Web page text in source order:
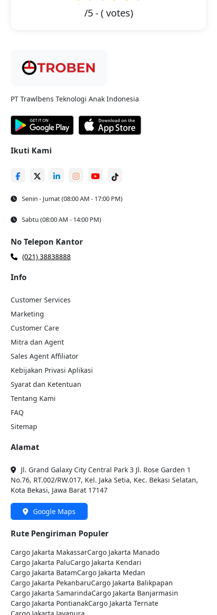
/5 - (votes)
PT Trawlbens Teknologi Anak Indonesia
Ikuti Kami
Senin - Jumat (08:00 AM - 17:00 PM)
Sabtu (08:00 AM - 14:00 PM)
No Telepon Kantor
(021) 38838888
Info
Customer Services
Marketing
Customer Care
Mitra dan Agent
Sales Agent Affiliator
Kebijakan Privasi Aplikasi
Syarat dan Ketentuan
Tentang Kami
FAQ
Sitemap
Alamat
Jl. Grand Galaxy City Central Park 3 Jl. Rose Garden 1
No.76, RT.002/RW.017, Kel. Jaka Setia, Kec. Bekasi Selatan,
Kota Bekasi, Jawa Barat 17147
Google Maps
Rute Pengiriman Populer
Cargo Jakarta MakassarCargo Jakarta Manado
Cargo Jakarta PaluCargo Jakarta Kendari
Cargo Jakarta BatamCargo Jakarta Medan
Cargo Jakarta PekanbaruCargo Jakarta Balikpapan
Cargo Jakarta SamarindaCargo Jakarta Banjarmasin
Cargo Jakarta PontianakCargo Jakarta Ternate